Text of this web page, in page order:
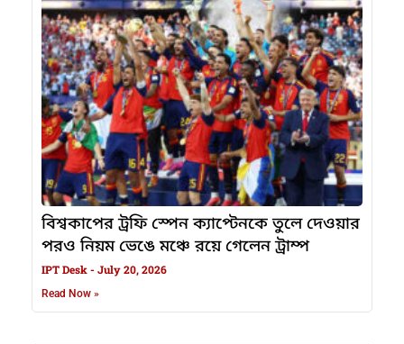
বিশ্বকাপের ট্রফি স্পেন ক্যাপ্টেনকে তুলে দেওয়ার
পরও নিয়ম ভেঙে মঞ্চে রয়ে গেলেন ট্রাম্প
IPT Desk July 20, 2026
Read Now »